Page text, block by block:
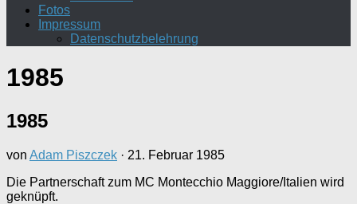
Fotos
Impressum
Datenschutzbelehrung
1985
1985
von Adam Piszczek · 21. Februar 1985
Die Partnerschaft zum MC Montecchio Maggiore/Italien wird
geknüpft.